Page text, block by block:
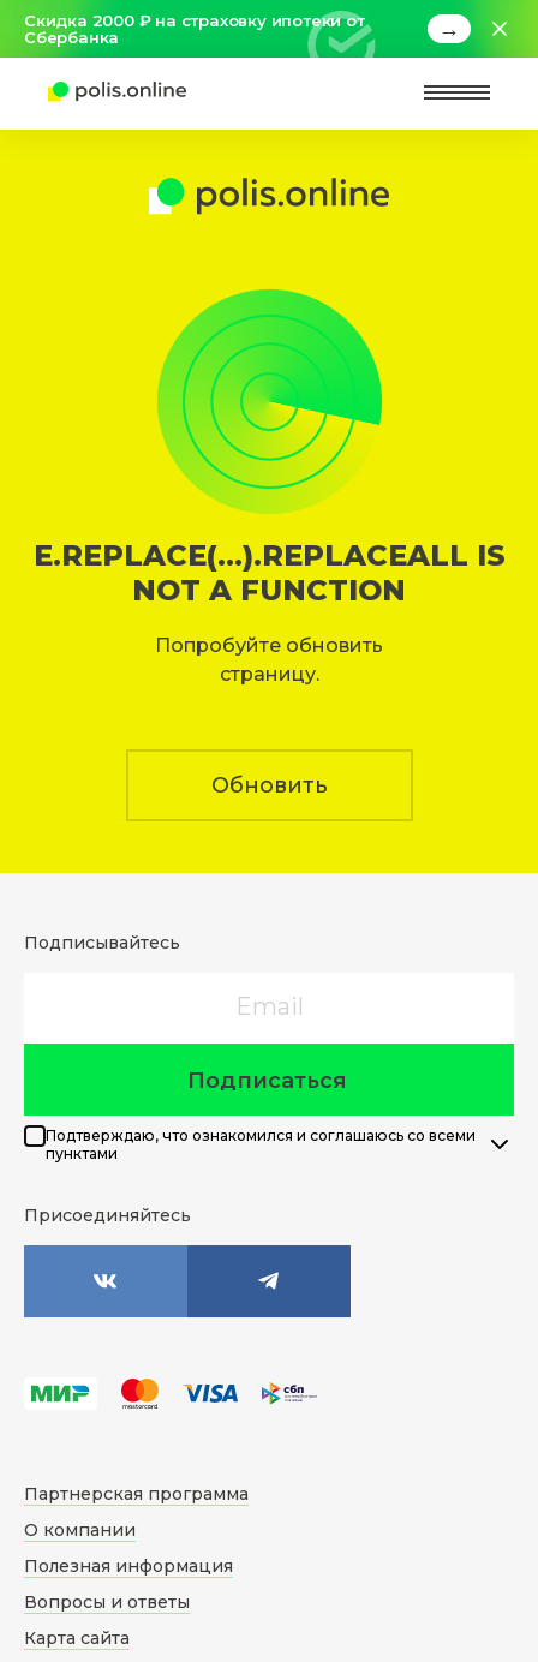
Скидка 2000 ₽ на страховку ипотеки от
Сбербанка
→
E.REPLACE(...).REPLACEALL IS
NOT A FUNCTION
Попробуйте обновить
страницу.
Обновить
Подписывайтесь
Подписаться
Подтверждаю, что ознакомился и соглашаюсь со всеми
пунктами
Присоединяйтесь
Партнерская программа
О компании
Полезная информация
Вопросы и ответы
Карта сайта